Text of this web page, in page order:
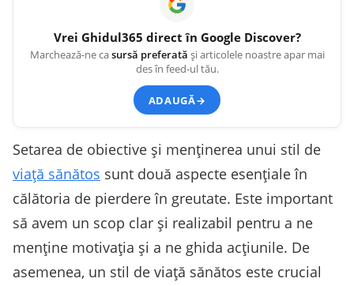
Vrei Ghidul365 direct în Google Discover?
Marchează-ne casursă preferată și articolele noastre apar mai
des în feed-ul tău.
ADAUGĂ→
Setarea de obiective și menținerea unui stil de
viață sănătos sunt două aspecte esențiale în
călătoria de pierdere în greutate. Este important
să avem un scop clar și realizabil pentru a ne
menține motivația și a ne ghida acțiunile. De
asemenea, un stil de viață sănătos este crucial